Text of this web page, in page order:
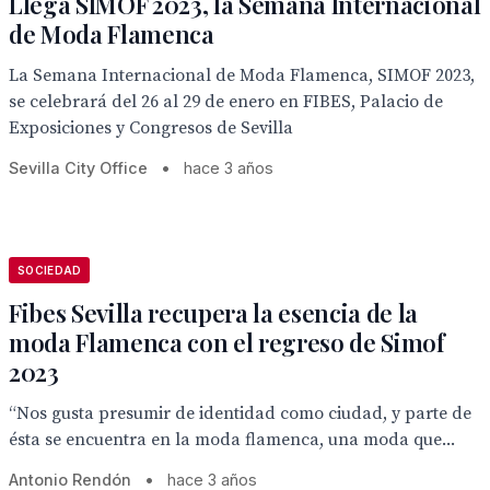
de Moda Flamenca
La Semana Internacional de Moda Flamenca, SIMOF 2023,
se celebrará del 26 al 29 de enero en FIBES, Palacio de
Exposiciones y Congresos de Sevilla
Sevilla City Office • hace 3 años
SOCIEDAD
Fibes Sevilla recupera la esencia de la
moda Flamenca con el regreso de Simof
2023
“Nos gusta presumir de identidad como ciudad, y parte de
ésta se encuentra en la moda flamenca, una moda que...
Antonio Rendón • hace 3 años